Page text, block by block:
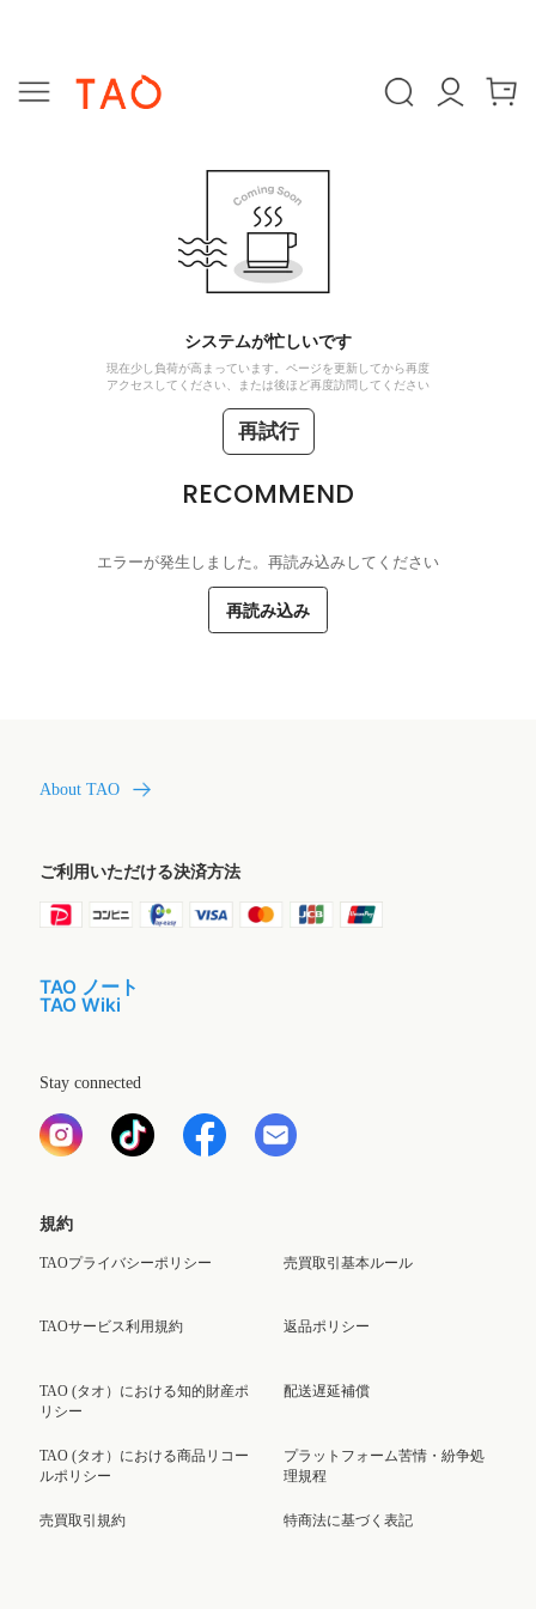
システムが忙しいです
現在少し負荷が高まっています。ページを更新してから再度
アクセスしてください、または後ほど再度訪問してください
再試行
RECOMMEND
エラーが発生しました。再読み込みしてください
再読み込み
About TAO
ご利用いただける決済方法
TAO ノート
TAO Wiki
Stay connected
規約
TAOプライバシーポリシー
TAOサービス利用規約
TAO (タオ）における知的財産ポ
リシー
TAO (タオ）における商品リコー
ルポリシー
売買取引規約
売買取引基本ルール
返品ポリシー
配送遅延補償
プラットフォーム苦情・紛争処
理規程
特商法に基づく表記